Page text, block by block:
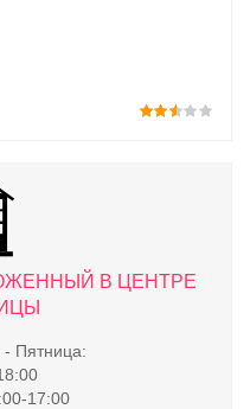
В ЦЕНТРЕ
- Пятница:
17:00